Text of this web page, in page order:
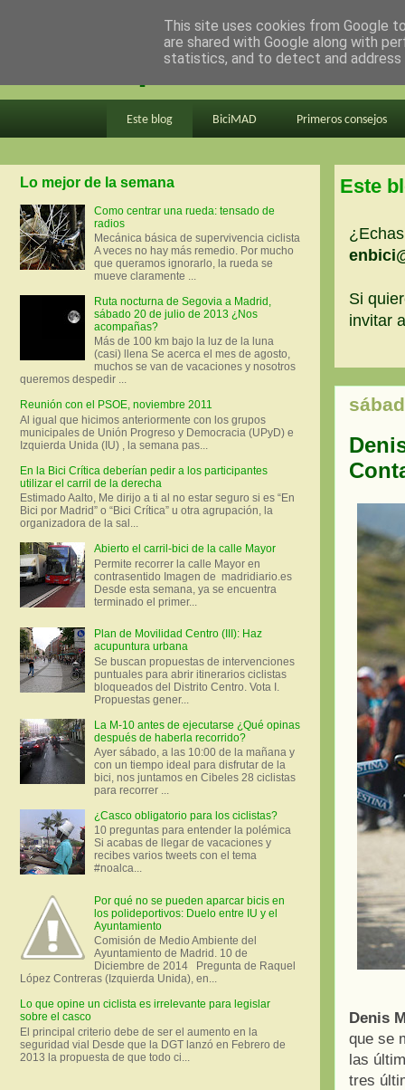
en bici por madrid
Este blog BiciMAD Primeros consejos
Este
Si
invitar
Denis
que se
las
tres
Lo mejor de la semana
Como centrar una rueda: tensado de
radios
Mecánica básica de supervivencia ciclista
A veces no hay más remedio. Por mucho
que queramos ignorarlo, la rueda se
mueve claramente ...
Ruta nocturna de Segovia a Madrid,
sábado 20 de julio de 2013 ¿Nos
acompañas?
Más de 100 km bajo la luz de la luna
(casi) llena Se acerca el mes de agosto,
muchos se van de vacaciones y nosotros
queremos despedir ...
Reunión con el PSOE, noviembre 2011
Al igual que hicimos anteriormente con los grupos
municipales de Unión Progreso y Democracia (UPyD) e
Izquierda Unida (IU) , la semana pas...
En la Bici Crítica deberían pedir a los participantes
utilizar el carril de la derecha
Estimado Aalto, Me dirijo a ti al no estar seguro si es “En
Bici por Madrid” o “Bici Crítica” u otra agrupación, la
organizadora de la sal...
Abierto el carril-bici de la calle Mayor
Permite recorrer la calle Mayor en
contrasentido Imagen de madridiario.es
Desde esta semana, ya se encuentra
terminado el primer...
Plan de Movilidad Centro (III): Haz
acupuntura urbana
Se buscan propuestas de intervenciones
puntuales para abrir itinerarios ciclistas
bloqueados del Distrito Centro. Vota I.
Propuestas gener...
La M-10 antes de ejecutarse ¿Qué opinas
después de haberla recorrido?
Ayer sábado, a las 10:00 de la mañana y
con un tiempo ideal para disfrutar de la
bici, nos juntamos en Cibeles 28 ciclistas
para recorrer ...
¿Casco obligatorio para los ciclistas?
10 preguntas para entender la polémica
Si acabas de llegar de vacaciones y
recibes varios tweets con el tema
#noalca...
Por qué no se pueden aparcar bicis en
los polideportivos: Duelo entre IU y el
Ayuntamiento
Comisión de Medio Ambiente del
Ayuntamiento de Madrid. 10 de
Diciembre de 2014 Pregunta de Raquel
López Contreras (Izquierda Unida), en...
Lo que opine un ciclista es irrelevante para legislar
sobre el casco
El principal criterio debe de ser el aumento en la
seguridad vial Desde que la DGT lanzó en Febrero de
2013 la propuesta de que todo ci...
This site uses cookies from Google
are shared with Google along with
statistics, and to detect and address